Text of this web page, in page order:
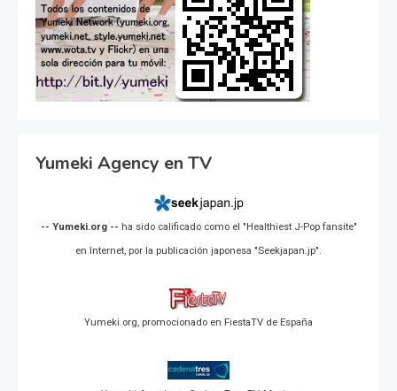
Yumeki Agency en TV
-- Yumeki.org -- ha sido calificado como el "Healthiest J-Pop fansite"
en Internet, por la publicación japonesa "Seekjapan.jp".
Yumeki.org, promocionado en FiestaTV de España